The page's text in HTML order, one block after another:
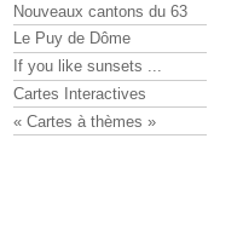
Nouveaux cantons du 63
Le Puy de Dôme
If you like sunsets ...
Cartes Interactives
« Cartes à thèmes »